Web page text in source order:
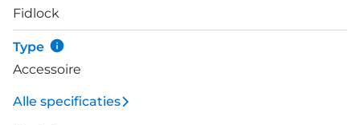
Fidlock
Type
Accessoire
Alle specificaties